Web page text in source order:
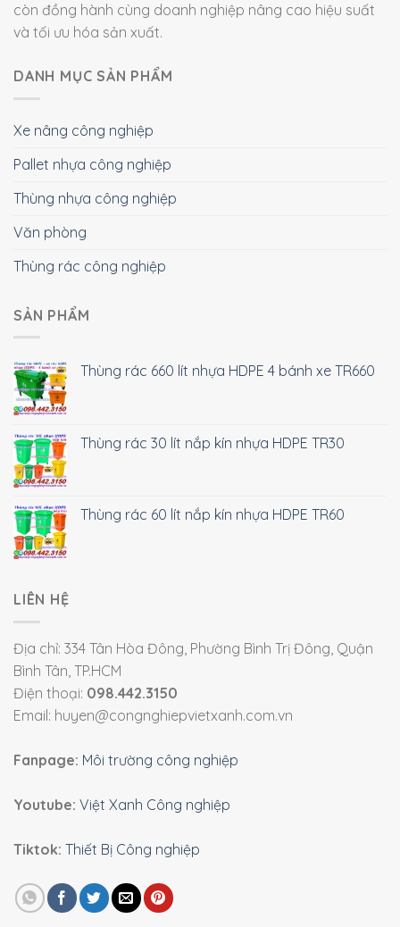
còn đồng hành cùng doanh nghiệp nâng cao hiệu suất
và tối ưu hóa sản xuất.
DANH MỤC SẢN PHẨM
Xe nâng công nghiệp
Pallet nhựa công nghiệp
Thùng nhựa công nghiệp
Văn phòng
Thùng rác công nghiệp
SẢN PHẨM
Thùng rác 660 lít nhựa HDPE 4 bánh xe TR660
Thùng rác 30 lít nắp kín nhựa HDPE TR30
Thùng rác 60 lít nắp kín nhựa HDPE TR60
LIÊN HỆ
Địa chỉ: 334 Tân Hòa Đông, Phường Bình Trị Đông, Quận
Bình Tân, TP.HCM
Điện thoại: 098.442.3150
Email: huyen@congnghiepvietxanh.com.vn
Fanpage: Môi trường công nghiệp
Youtube: Việt Xanh Công nghiệp
Tiktok: Thiết Bị Công nghiệp